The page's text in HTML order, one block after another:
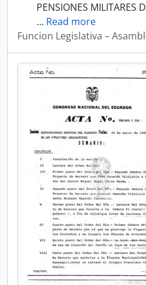
PENSIONES MILITARES
… Read more
Funcion Legislativa –